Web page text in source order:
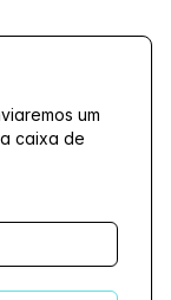
um
caixa de